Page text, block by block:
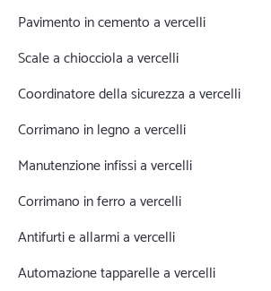
Pavimento in cemento a vercelli
Scale a chiocciola a vercelli
Coordinatore della sicurezza a vercelli
Corrimano in legno a vercelli
Manutenzione infissi a vercelli
Corrimano in ferro a vercelli
Antifurti e allarmi a vercelli
Automazione tapparelle a vercelli